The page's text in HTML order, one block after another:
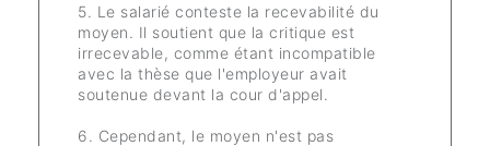
5. Le salarié conteste la recevabilité du
moyen. Il soutient que la critique est
irrecevable, comme étant incompatible
avec la thèse que l'employeur avait
soutenue devant la cour d'appel.
6. Cependant, le moyen n'est pas